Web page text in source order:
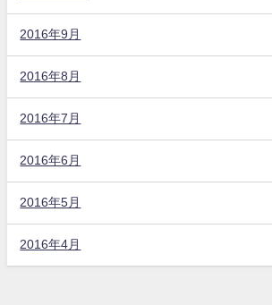
2016年9月
2016年8月
2016年7月
2016年6月
2016年5月
2016年4月